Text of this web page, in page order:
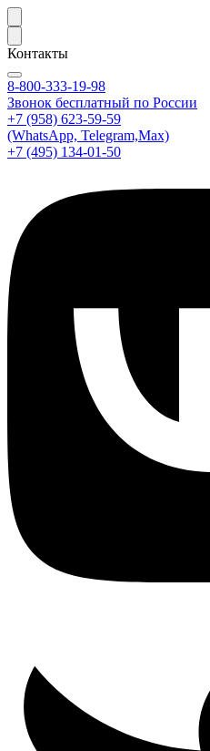
Контакты
8-800-333-19-98
Звонок бесплатный по России
+7 (958) 623-59-59
(WhatsApp, Telegram,Max)
+7 (495) 134-01-50